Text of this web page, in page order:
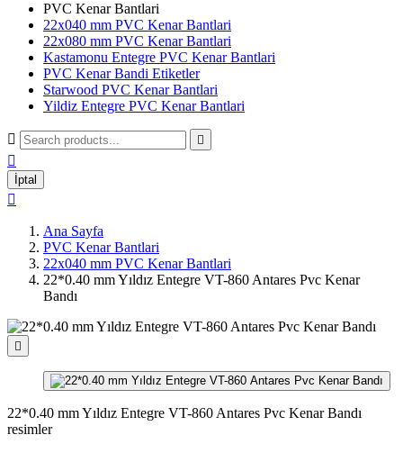
PVC Kenar Bantlari
22x040 mm PVC Kenar Bantlari
22x080 mm PVC Kenar Bantlari
Kastamonu Entegre PVC Kenar Bantlari
PVC Kenar Bandi Etiketler
Starwood PVC Kenar Bantlari
Yildiz Entegre PVC Kenar Bantlari
 

İptal

Ana Sayfa
PVC Kenar Bantlari
22x040 mm PVC Kenar Bantlari
22*0.40 mm Yıldız Entegre VT-860 Antares Pvc Kenar
Bandı

22*0.40 mm Yıldız Entegre VT-860 Antares Pvc Kenar Bandı
resimler